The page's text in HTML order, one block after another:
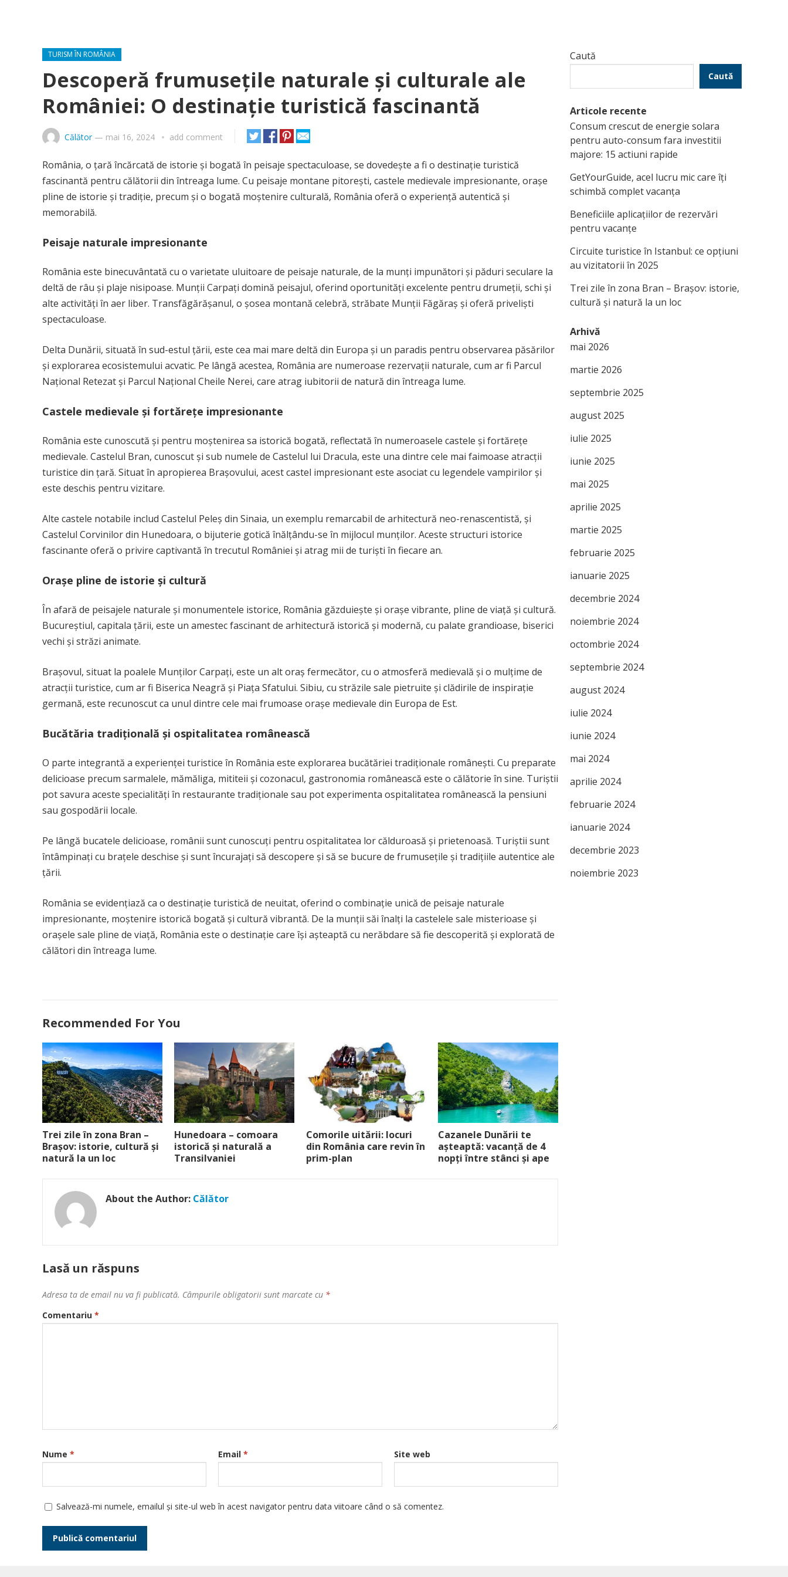
TURISM ÎN ROMÂNIA
Descoperă frumusețile naturale și culturale ale
României: O destinație turistică fascinantă
Călător— mai 16, 2024 add comment
România, o țară încărcată de istorie și bogată în peisaje spectaculoase, se dovedește a fi o destinație turistică
fascinantă pentru călătorii din întreaga lume. Cu peisaje montane pitorești, castele medievale impresionante, orașe
pline de istorie și tradiție, precum și o bogată moștenire culturală, România oferă o experiență autentică și
memorabilă.
Peisaje naturale impresionante
România este binecuvântată cu o varietate uluitoare de peisaje naturale, de la munți impunători și păduri seculare la
deltă de râu și plaje nisipoase. Munții Carpați domină peisajul, oferind oportunități excelente pentru drumeții, schi și
alte activități în aer liber. Transfăgărășanul, o șosea montană celebră, străbate Munții Făgăraș și oferă priveliști
spectaculoase.
Delta Dunării, situată în sud-estul țării, este cea mai mare deltă din Europa și un paradis pentru observarea păsărilor
și explorarea ecosistemului acvatic. Pe lângă acestea, România are numeroase rezervații naturale, cum ar fi Parcul
Național Retezat și Parcul Național Cheile Nerei, care atrag iubitorii de natură din întreaga lume.
Castele medievale și fortărețe impresionante
România este cunoscută și pentru moștenirea sa istorică bogată, reflectată în numeroasele castele și fortărețe
medievale. Castelul Bran, cunoscut și sub numele de Castelul lui Dracula, este una dintre cele mai faimoase atracții
turistice din țară. Situat în apropierea Brașovului, acest castel impresionant este asociat cu legendele vampirilor și
este deschis pentru vizitare.
Alte castele notabile includ Castelul Peleș din Sinaia, un exemplu remarcabil de arhitectură neo-renascentistă, și
Castelul Corvinilor din Hunedoara, o bijuterie gotică înălțându-se în mijlocul munților. Aceste structuri istorice
fascinante oferă o privire captivantă în trecutul României și atrag mii de turiști în fiecare an.
Orașe pline de istorie și cultură
În afară de peisajele naturale și monumentele istorice, România găzduiește și orașe vibrante, pline de viață și cultură.
Bucureștiul, capitala țării, este un amestec fascinant de arhitectură istorică și modernă, cu palate grandioase, biserici
vechi și străzi animate.
Brașovul, situat la poalele Munților Carpați, este un alt oraș fermecător, cu o atmosferă medievală și o mulțime de
atracții turistice, cum ar fi Biserica Neagră și Piața Sfatului. Sibiu, cu străzile sale pietruite și clădirile de inspirație
germană, este recunoscut ca unul dintre cele mai frumoase orașe medievale din Europa de Est.
Bucătăria tradițională și ospitalitatea românească
O parte integrantă a experienței turistice în România este explorarea bucătăriei tradiționale românești. Cu preparate
delicioase precum sarmalele, mămăliga, mititeii și cozonacul, gastronomia românească este o călătorie în sine. Turiștii
pot savura aceste specialități în restaurante tradiționale sau pot experimenta ospitalitatea românească la pensiuni
sau gospodării locale.
Pe lângă bucatele delicioase, românii sunt cunoscuți pentru ospitalitatea lor călduroasă și prietenoasă. Turiștii sunt
întâmpinați cu brațele deschise și sunt încurajați să descopere și să se bucure de frumusețile și tradițiile autentice ale
țării.
România se evidențiază ca o destinație turistică de neuitat, oferind o combinație unică de peisaje naturale
impresionante, moștenire istorică bogată și cultură vibrantă. De la munții săi înalți la castelele sale misterioase și
orașele sale pline de viață, România este o destinație care își așteaptă cu nerăbdare să fie descoperită și explorată de
călători din întreaga lume.
Recommended For You
Trei zile în zona Bran –
Brașov: istorie, cultură și
natură la un loc
Hunedoara – comoara
istorică și naturală a
Transilvaniei
Comorile uitării: locuri
din România care revin în
prim-plan
Cazanele Dunării te
așteaptă: vacanță de 4
nopți între stânci și ape
About the Author: Călător
Lasă un răspuns
Adresa ta de email nu va fi publicată. Câmpurile obligatorii sunt marcate cu *
Comentariu *
Nume * Email * Site web
Salvează-mi numele, emailul și site-ul web în acest navigator pentru data viitoare când o să comentez.
Caută
Caută
Articole recente
Consum crescut de energie solara
pentru auto-consum fara investitii
majore: 15 actiuni rapide
GetYourGuide, acel lucru mic care îți
schimbă complet vacanța
Beneficiile aplicațiilor de rezervări
pentru vacanțe
Circuite turistice în Istanbul: ce opțiuni
au vizitatorii în 2025
Trei zile în zona Bran – Brașov: istorie,
cultură și natură la un loc
Arhivă
mai 2026
martie 2026
septembrie 2025
august 2025
iulie 2025
iunie 2025
mai 2025
aprilie 2025
martie 2025
februarie 2025
ianuarie 2025
decembrie 2024
noiembrie 2024
octombrie 2024
septembrie 2024
august 2024
iulie 2024
iunie 2024
mai 2024
aprilie 2024
februarie 2024
ianuarie 2024
decembrie 2023
noiembrie 2023